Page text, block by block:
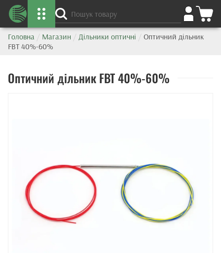
Головна / Магазин / Дільники оптичні / Оптичний дільник
FBT 40%-60%
Оптичний дільник FBT 40%-60%